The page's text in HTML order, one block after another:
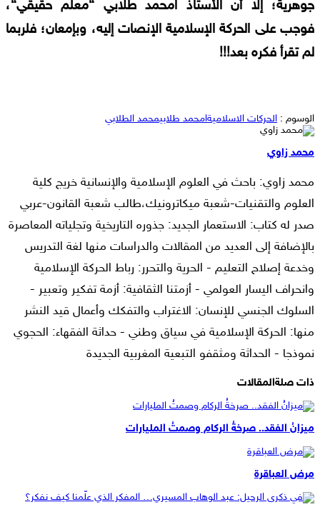
جوهرية؛
إلا أن الأستاذ امحمد طلابي “معلم حقيقي“،
فوجب على الحركة الإسلامية الإنصات إليه، وبإمعان؛ فلربما
لم تقرأ فكره بعد!!!
الوسوم : الحركات الاسلاميةامحمد طلابيمحمد الطلابي
محمد زاوي
محمد زاوي: باحث في العلوم الإسلامية والإنسانية خريج كلية
العلوم والتقنيات-شعبة ميكاترونيك،طالب شعبة القانون-عربي
صدر له كتاب: الاستعمار الجديد: جذوره التاريخية وتجلياته المعاصرة
بالإضافة إلى العديد من المقالات والدراسات منها لغة التدريس
وخدعة إصلاح التعليم - الحرية والتحرر: رباط الحركة الإسلامية
وانحراف اليسار العولمي - أزمتنا الثقافية: أزمة تفكير وتعبير -
السلوك الجنسي للإنسان: الاغتراب والتفكك وأعمال قيد النشر
منها: الحركة الإسلامية في سياق وطني - حداثة الفقهاء: الحجوي
نموذجا - الحداثة ومثقفو التبعية المغربية الجديدة
ذات صلةالمقالات
ميزانُ الفقد.. صرخةُ الركام وصمتُ المليارات
مرض العباقرة